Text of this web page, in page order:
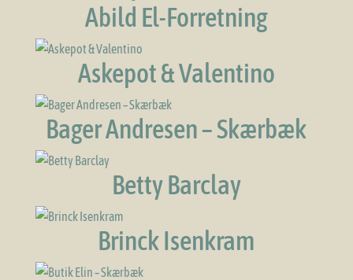
Abild El-Forretning
Askepot & Valentino
Bager Andresen – Skærbæk
Betty Barclay
Brinck Isenkram